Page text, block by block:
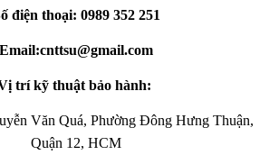
điện thoại: 0989 352 251
Email:cnttsu@gmail.com
trí kỹ thuật bảo hành:
Văn Quá, Phường Đông Hưng Thuận,
Quận 12, HCM